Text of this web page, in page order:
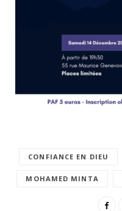
CONFIANCE EN DIEU
MOHAMED MINTA